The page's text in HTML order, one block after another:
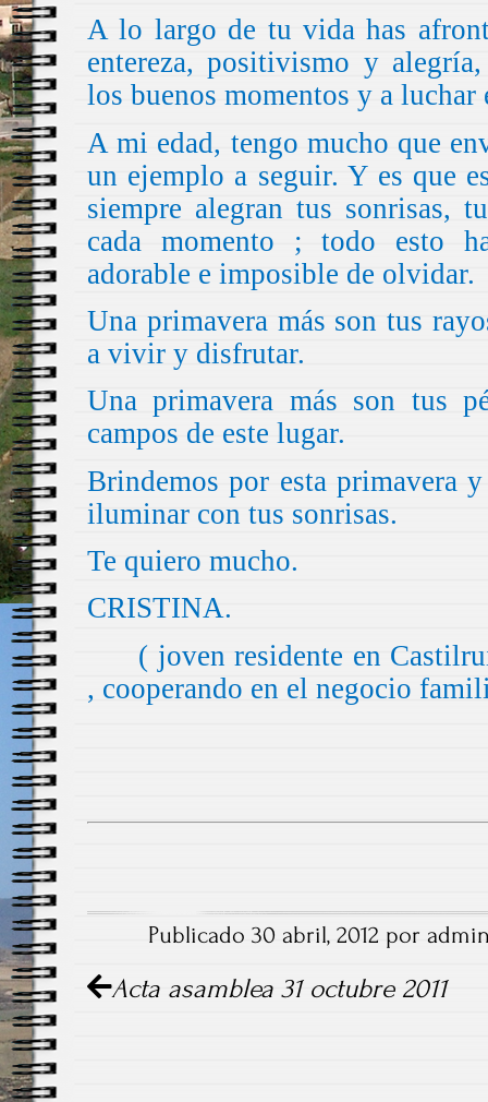
A lo largo de tu vida has
entereza, positivismo y
los buenos momentos y a
A mi edad, tengo mucho que
un ejemplo a seguir. Y es que
siempre alegran tus sonrisas,
cada momento ; todo esto
adorable e imposible de olvidar.
Una primavera más son tus
a vivir y disfrutar.
Una primavera más son tus
campos de este lugar.
Brindemos por esta primavera
iluminar con tus sonrisas.
Te quiero mucho.
CRISTINA.
( joven residente en
, cooperando en el negocio
Publicado 30 abril, 2012 por
Navegación de artículo
Acta asamblea 31 octubre 2011